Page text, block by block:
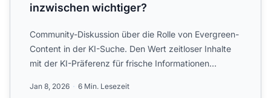
inzwischen wichtiger?
Community-Diskussion über die Rolle von Evergreen-
Content in der KI-Suche. Den Wert zeitloser Inhalte
mit der KI-Präferenz für frische Informationen
Jan 8, 2026 6 Min. Lesezeit